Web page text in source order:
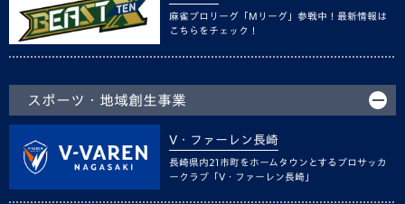
麻雀プロリーグ「Mリーグ」参戦中！最新情報は
こちらをチェック！
スポーツ・地域創生事業
V・ファーレン長崎
長崎県内21市町をホームタウンとするプロサッカ
ークラブ「V・ファーレン長崎」